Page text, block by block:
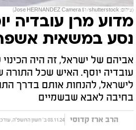
(צילום: Jose HERNANDEZ Camera 51/shutterstock)
מדוע מרן עובדיה
נסע במשאית
אביהם של ישראל, זה היה
עובדיה יוסף. האיש שכל
לישראל, להנחות אותם בדרך
בחיבה לאבא שבשמיים
הרב ארז קדוסי 03.11.24 ב' חשון התשפ"ה, עודכן 15:02 04.11.24